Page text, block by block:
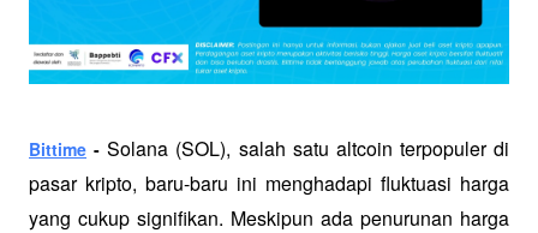
Bittime - Solana (SOL), salah satu altcoin terpopuler di
pasar kripto, baru-baru ini menghadapi fluktuasi harga
yang cukup signifikan. Meskipun ada penurunan harga